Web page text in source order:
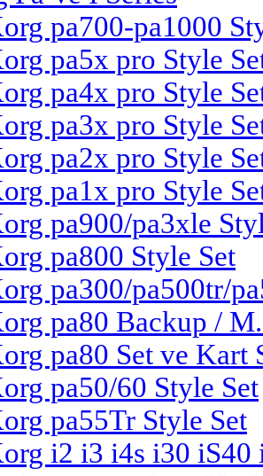
pa700-pa1000
pa5x pro Style
pa4x pro Style
pa3x pro Style
pa2x pro Style
pa1x pro Style
pa900/pa3xle
pa800 Style Set
pa300/pa500tr/
pa80 Backup /
pa80 Set ve Kart
pa50/60 Style Set
pa55Tr Style Set
i2 i3 i4s i30 iS40